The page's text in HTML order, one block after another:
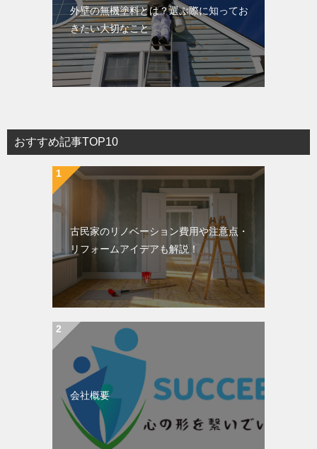
外壁の無機塗料とは？選ぶ際に知ってお
きたい大切なこと
おすすめ記事TOP10
古民家のリノベーション費用や注意点・
リフォームアイデアも解説！
会社概要